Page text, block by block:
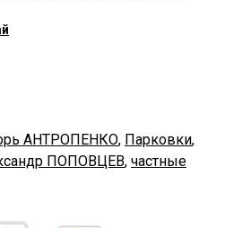
АНТРОПЕНКО, Парковки,
ПОПОВЦЕВ, частные